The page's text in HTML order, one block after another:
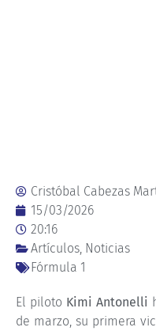
Cristóbal Cabezas
15/03/2026
20:16
Artículos Noticias
Fórmula 1
El piloto Kimi Antonelli
de marzo, su primera